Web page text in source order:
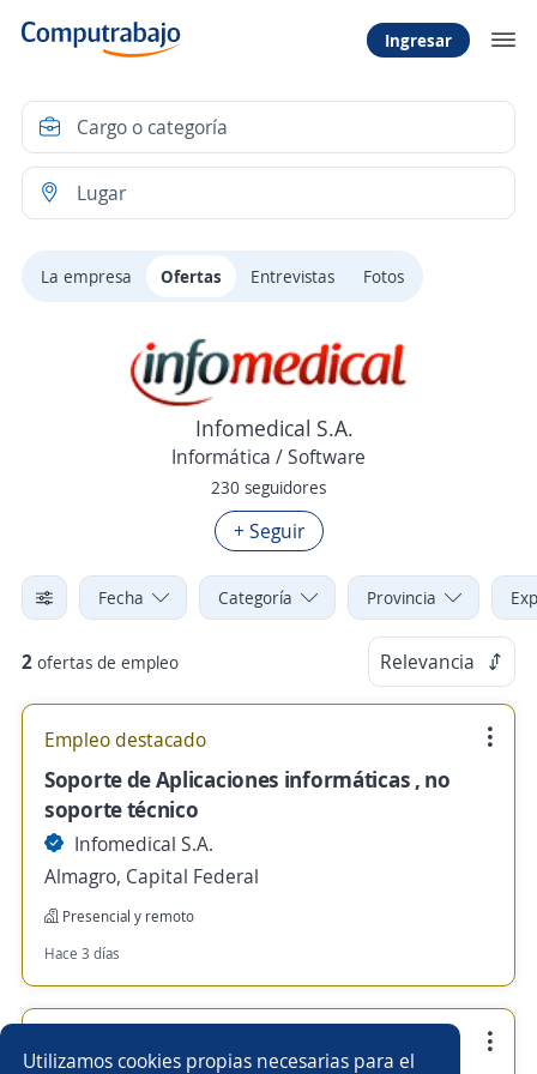
Utilizamos cookies propias necesarias para el
Ingresar
La empresa Ofertas Entrevistas Fotos
Infomedical S.A.
Informática / Software
230 seguidores
+ Seguir
Fecha Categoría Provincia
2 ofertas de empleo Relevancia
Empleo destacado
Soporte de Aplicaciones informáticas , no
soporte técnico
Infomedical S.A.
Almagro, Capital Federal
Presencial y remoto
Hace 3 días